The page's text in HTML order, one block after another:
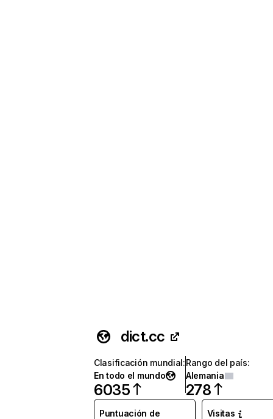
dict.cc
Clasificación mundial:
En todo el mundo
6035
Rango del país:
Alemania
278
Puntuación de
Visitas